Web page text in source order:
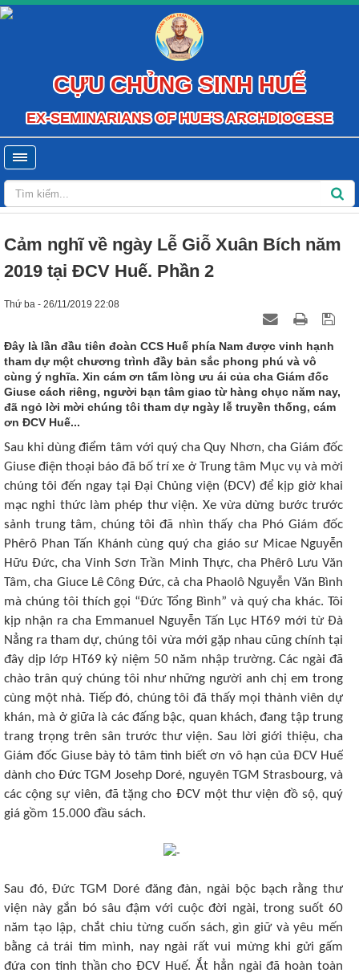
CỰU CHỦNG SINH HUẾ
EX-SEMINARIANS OF HUE'S ARCHDIOCESE
Cảm nghĩ về ngày Lễ Giỗ Xuân Bích năm
2019 tại ĐCV Huế. Phần 2
Thứ ba - 26/11/2019 22:08
Đây là lần đầu tiên đoàn CCS Huế phía Nam được vinh hạnh
tham dự một chương trình đầy bản sắc phong phú và vô
cùng ý nghĩa. Xin cám ơn tấm lòng ưu ái của cha Giám đốc
Giuse cách riêng, người bạn tâm giao từ hàng chục năm nay,
đã ngỏ lời mời chúng tôi tham dự ngày lễ truyền thống, cám
ơn ĐCV Huế...
Sau khi dùng điểm tâm với quý cha Quy Nhơn, cha Giám đốc
Giuse điện thoại báo đã bố trí xe ở Trung tâm Mục vụ và mời
chúng tôi đến ngay tại Đại Chủng viện (ĐCV) để kịp giờ khai
mạc nghi thức làm phép thư viện. Xe vừa dừng bước trước
sảnh trung tâm, chúng tôi đã nhìn thấy cha Phó Giám đốc
Phêrô Phan Tấn Khánh cùng quý cha giáo sư Micae Nguyễn
Hữu Đức, cha Vinh Sơn Trần Minh Thực, cha Phêrô Lưu Văn
Tâm, cha Giuce Lê Công Đức, cả cha Phaolô Nguyễn Văn Bình
mà chúng tôi thích gọi “Đức Tổng Bình” và quý cha khác. Tôi
kịp nhận ra cha Emmanuel Nguyễn Tấn Lục HT69 mới từ Đà
Nẳng ra tham dự, chúng tôi vừa mới gặp nhau cũng chính tại
đây dịp lớp HT69 kỷ niệm 50 năm nhập trường. Các ngài đã
chào trân quý chúng tôi như những người anh chị em trong
cùng một nhà. Tiếp đó, chúng tôi đã thấy mọi thành viên dự
khán, mà ở giữa là các đấng bậc, quan khách, đang tập trung
trang trọng trên sân trước thư viện. Sau lời giới thiệu, cha
Giám đốc Giuse bày tỏ tâm tình biết ơn vô hạn của ĐCV Huế
dành cho Đức TGM Josehp Doré, nguyên TGM Strasbourg, và
các cộng sự viên, đã tặng cho ĐCV một thư viện đồ sộ, quý
giá gồm 15.000 đầu sách.
Sau đó, Đức TGM Doré đăng đàn, ngài bộc bạch rằng thư
viện này gắn bó sâu đậm với cuộc đời ngài, trong suốt 60
năm tạo lập, chắt chiu từng cuốn sách, gìn giữ và yêu mến
bằng cả trái tim mình, nay ngài rất vui mừng khi gửi gấm
đứa con tinh thần cho ĐCV Huế. Ắt hẳn ngài đã hoàn toàn